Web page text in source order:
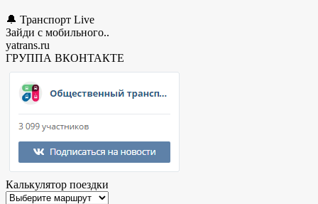
🔔 Транспорт Live
Зайди с мобильного..
yatrans.ru
ГРУППА ВКОНТАКТЕ
Калькулятор поездки